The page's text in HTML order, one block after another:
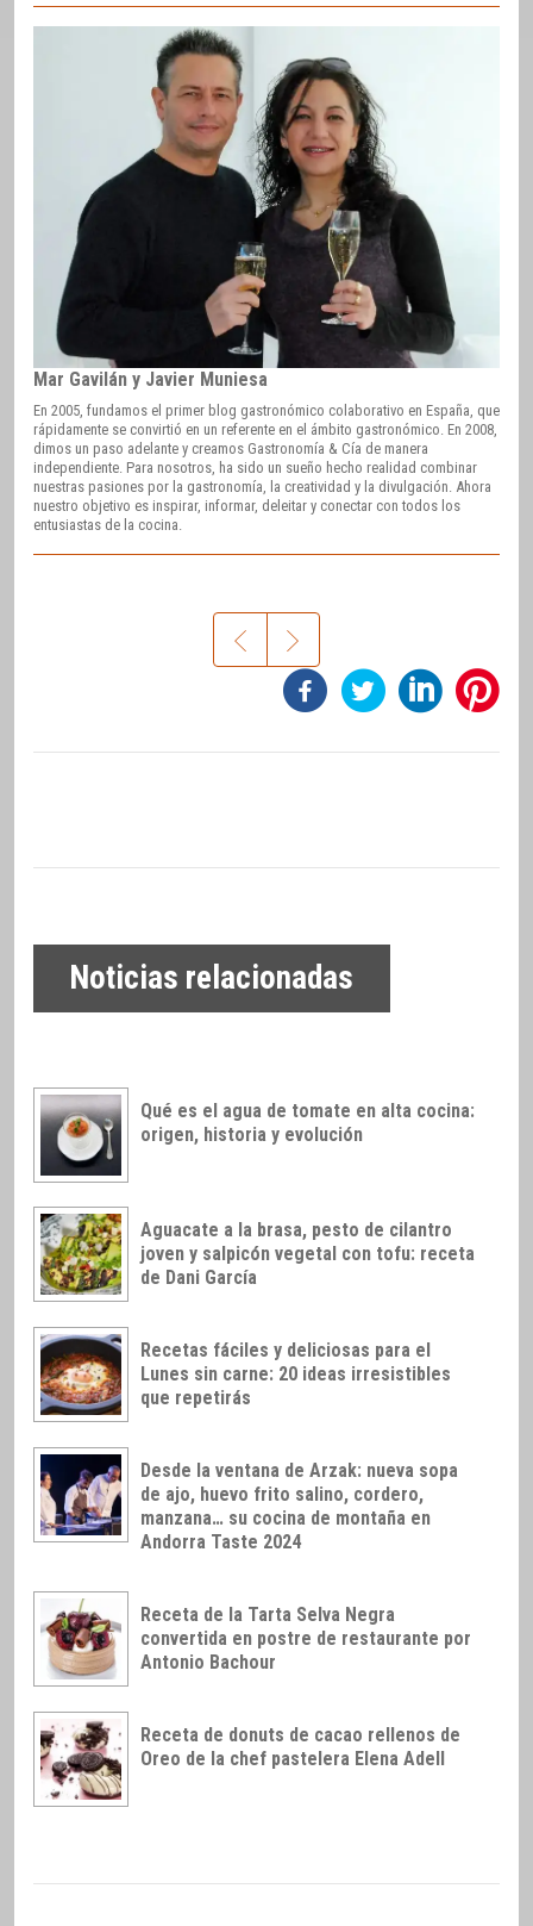
Mar Gavilán y Javier Muniesa
En 2005, fundamos el primer blog gastronómico colaborativo en España, que
rápidamente se convirtió en un referente en el ámbito gastronómico. En 2008,
dimos un paso adelante y creamos Gastronomía & Cía de manera
independiente. Para nosotros, ha sido un sueño hecho realidad combinar
nuestras pasiones por la gastronomía, la creatividad y la divulgación. Ahora
nuestro objetivo es inspirar, informar, deleitar y conectar con todos los
entusiastas de la cocina.
Noticias relacionadas
Qué es el agua de tomate en alta cocina:
origen, historia y evolución
Aguacate a la brasa, pesto de cilantro
joven y salpicón vegetal con tofu: receta
de Dani García
Recetas fáciles y deliciosas para el
Lunes sin carne: 20 ideas irresistibles
que repetirás
Desde la ventana de Arzak: nueva sopa
de ajo, huevo frito salino, cordero,
manzana… su cocina de montaña en
Andorra Taste 2024
Receta de la Tarta Selva Negra
convertida en postre de restaurante por
Antonio Bachour
Receta de donuts de cacao rellenos de
Oreo de la chef pastelera Elena Adell